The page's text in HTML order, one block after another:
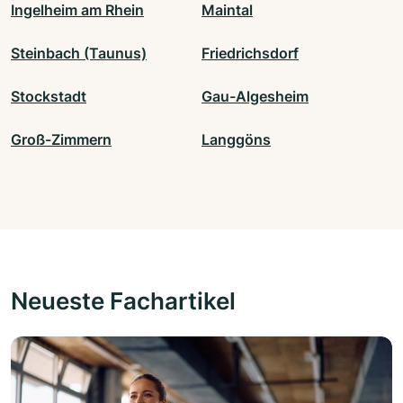
Ingelheim am Rhein Maintal
Steinbach (Taunus) Friedrichsdorf
Stockstadt Gau-Algesheim
Groß-Zimmern Langgöns
Neueste Fachartikel